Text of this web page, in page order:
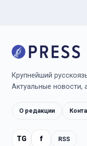
Крупнейший
Актуальные новости,
О редакции
TG f RSS